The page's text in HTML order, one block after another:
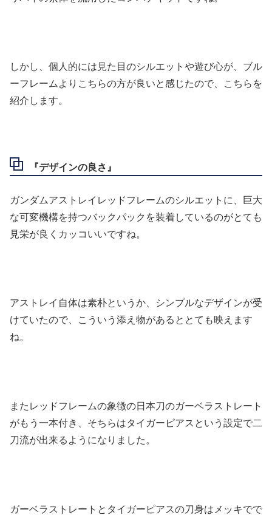
しかし、個人的には見た目のシルエットや遊び心が、ブル
ーフレームよりこちらの方が良いと感じたので、こちらを
紹介します。
『デザインの良さ』
ガンダムアストレイレッドフレームのシルエットに、巨大
な可変機構を持つバックパックを装着しているのがとても
見栄が良くカッコいいですね。
アストレイ自体は素朴というか、シンプルなデザインが受
けていたので、こういう添え物があるととても映えます
ね。
またレッドフレームの象徴の日本刀のガーベラストレート
がもう一本付き、そちらはタイガーピアスという設定で二
刀流が出来るようになりました。
ガーベラストレートとタイガーピアスの刀身はメッキでで